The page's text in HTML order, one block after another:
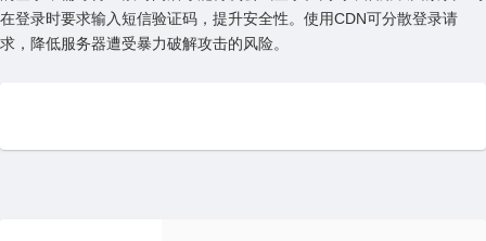
在登录时要求输⼊短信验证码，提升安全性。使⽤CDN可分散登录请
求，降低服务器遭受暴⼒破解攻击的风险。